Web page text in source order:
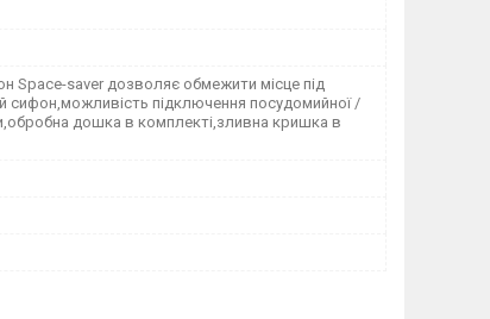
Space-saver дозволяє обмежити місце під
сифон,можливість підключення посудомийної /
дошка в комплекті,зливна кришка в